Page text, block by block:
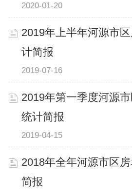
2020-01-20
2019年上半年河源市
计简报
2019-07-16
2019年第一季度河源
统计简报
2019-04-15
2018年全年河源市区
简报